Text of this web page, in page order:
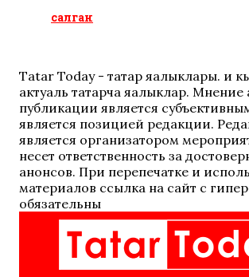
салган
Tatar Today - татар яңалыклары. иң
актуаль татарча яңалыклар. Мнение
публикации является
является позицией редакции.
является организатором
несет ответственность за
анонсов. При перепечатке и
материалов ссылка на сайт с
обязательны